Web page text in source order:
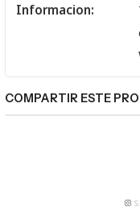
Informacion:
COMPARTIR ESTE